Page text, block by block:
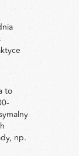
to
np.